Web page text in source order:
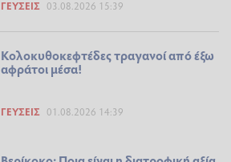
ΓΕΎΣΕΙΣ 03.08.2026 15:39
Κολοκυθοκεφτέδες τραγανοί από έξω
αφράτοι μέσα!
ΓΕΎΣΕΙΣ 01.08.2026 14:39